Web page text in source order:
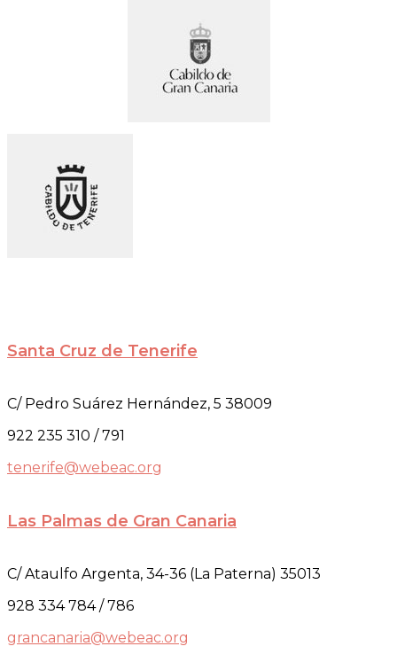
Santa Cruz de Tenerife
C/ Pedro Suárez Hernández, 5 38009
922 235 310 / 791
tenerife@webeac.org
Las Palmas de Gran Canaria
C/ Ataulfo Argenta, 34-36 (La Paterna) 35013
928 334 784 / 786
grancanaria@webeac.org